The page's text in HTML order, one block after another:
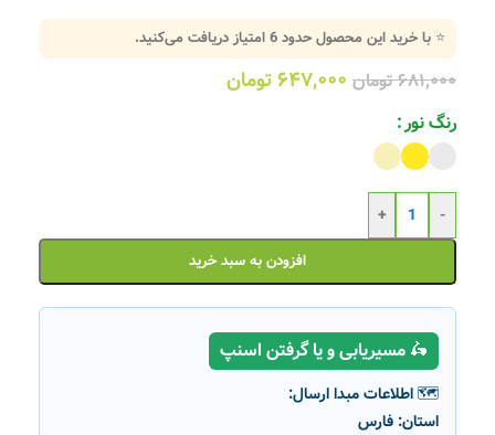
⭐ با خرید این محصول حدود6امتیاز دریافت می‌کنید.
۶۸۱,۰۰۰تومان ۶۴۷,۰۰۰تومان
رنگ نور
-
+
افزودن به سبد خرید
🛵 مسیریابی و یا گرفتن اسنپ
🗺️ اطلاعات مبدا ارسال:
استان: فارس